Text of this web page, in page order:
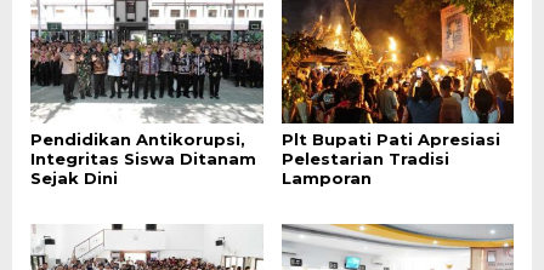
Pendidikan Antikorupsi,
Integritas Siswa Ditanam
Sejak Dini
Plt Bupati Pati Apresiasi
Pelestarian Tradisi
Lamporan